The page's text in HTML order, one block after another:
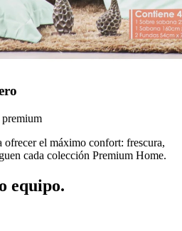
premium
ofrecer el máximo confort: frescura,
cada colección Premium Home.
equipo.